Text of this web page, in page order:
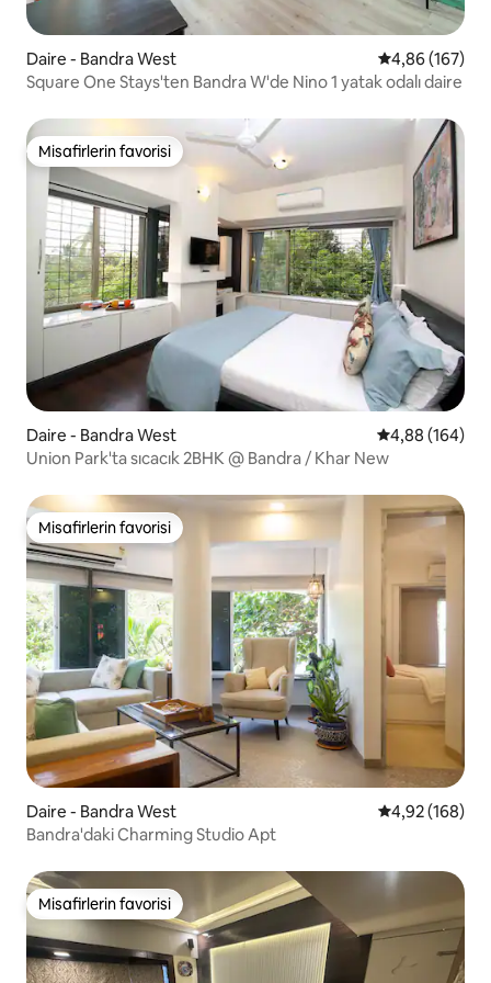
Daire - Bandra West 5 üzerinden
4,86 (167)
Square One Stays'ten Bandra W'de Nino 1 yatak odalı daire
Misafirlerin favorisi
Misafirlerin favorisi
Daire - Bandra West 5 üzerinden
4,88 (164)
Union Park'ta sıcacık 2BHK @ Bandra / Khar New
Misafirlerin favorisi
Misafirlerin favorisi
Daire - Bandra West 5 üzerinden
4,92 (168)
Bandra'daki Charming Studio Apt
Misafirlerin favorisi
Misafirlerin favorisi